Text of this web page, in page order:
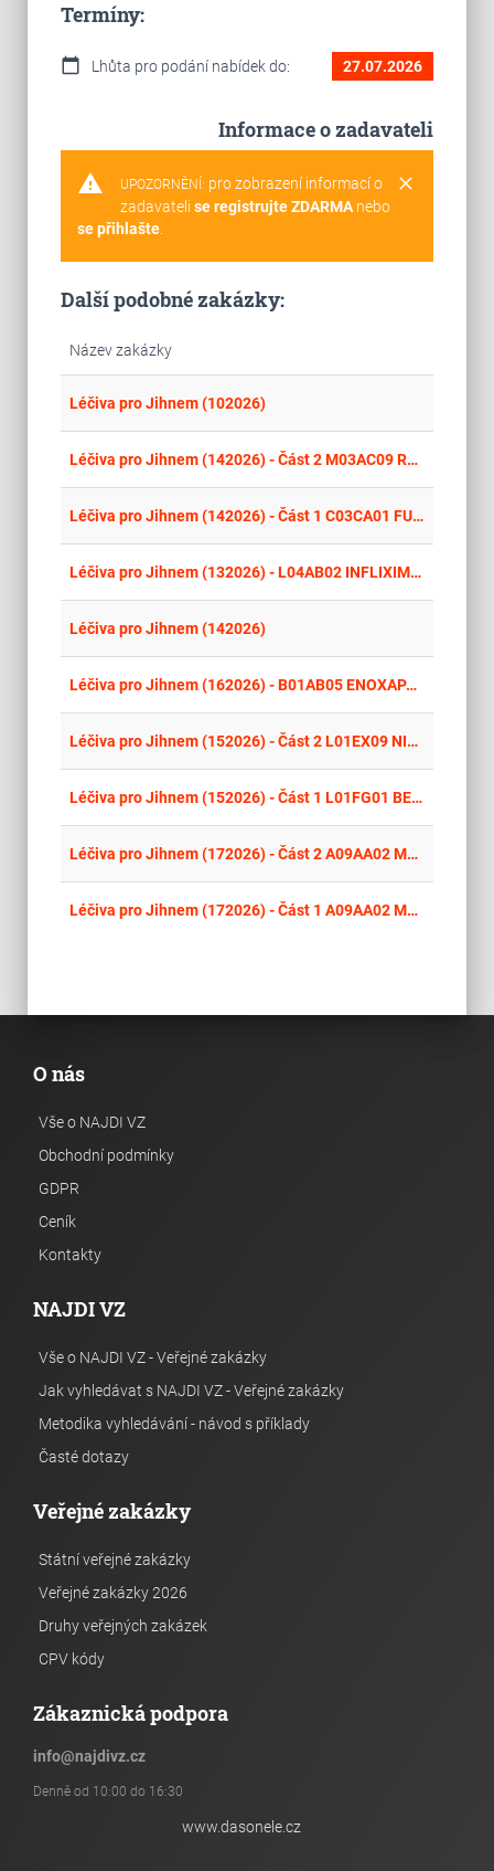
Termíny:
calendar_today Lhůta pro podání nabídek do: 27.07.2026
Informace o zadavateli
warning clear
UPOZORNĚNÍ: pro zobrazení informací o
zadavateli se registrujte ZDARMAnebo
se přihlašte.
Další podobné zakázky:
Název zakázky
Léčiva pro Jihnem (102026)
Léčiva pro Jihnem (142026) - Část 2 M03AC09 ROKURONIUM-BROMID
Léčiva pro Jihnem (142026) - Část 1 C03CA01 FUROSEMID cesta podání intravenózní, koncentrace 10mg/ml
Léčiva pro Jihnem (132026) - L04AB02 INFLIXIMAB, cesta podání intravenózní podání
Léčiva pro Jihnem (142026)
Léčiva pro Jihnem (162026) - B01AB05 ENOXAPARIN - Clexane; pro veřejnou část nemocniční lékárny
Léčiva pro Jihnem (152026) - Část 2 L01EX09 NINTEDANIB
Léčiva pro Jihnem (152026) - Část 1 L01FG01 BEVACIZUMAB
Léčiva pro Jihnem (172026) - Část 2 A09AA02 MULTIENZYMOVÉ PŘÍPRAVKY - PANCREOLAN FORTE
Léčiva pro Jihnem (172026) - Část 1 A09AA02 MULTIENZYMOVÉ PŘÍPRAVKY - KREON
O nás
Vše o NAJDI VZ
Obchodní podmínky
GDPR
Ceník
Kontakty
NAJDI VZ
Vše o NAJDI VZ - Veřejné zakázky
Jak vyhledávat s NAJDI VZ - Veřejné zakázky
Metodika vyhledávání - návod s příklady
Časté dotazy
Veřejné zakázky
Státní veřejné zakázky
Veřejné zakázky 2026
Druhy veřejných zakázek
CPV kódy
Zákaznická podpora
info@najdivz.cz
Denně od 10:00 do 16:30
www.dasonele.cz